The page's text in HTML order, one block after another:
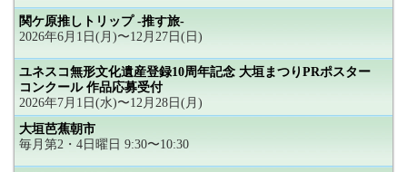
関ケ原推しトリップ -推す旅-
2026年6月1日(月)〜12月27日(日)
ユネスコ無形文化遺産登録10周年記念 大垣まつりPRポスター
コンクール 作品応募受付
2026年7月1日(水)〜12月28日(月)
大垣芭蕉朝市
毎月第2・4日曜日 9:30〜10:30